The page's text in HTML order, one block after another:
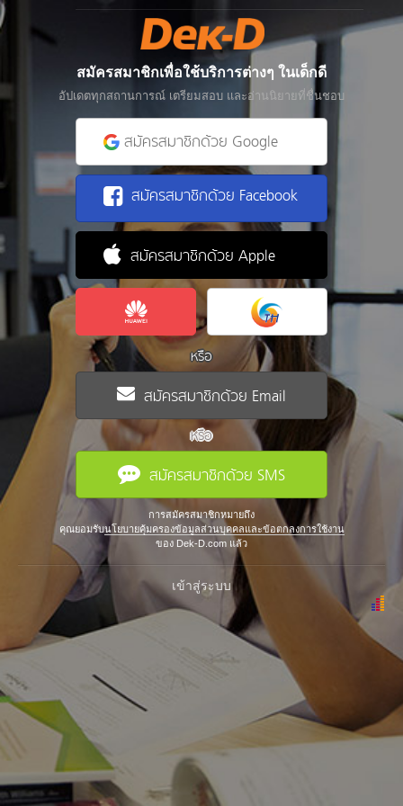
สมัครสมาชิกเพื่อใช้บริการต่างๆ ในเด็กดี
อัปเดตทุกสถานการณ์ เตรียมสอบ และอ่านนิยายที่ชื่นชอบ
สมัครสมาชิกด้วย Google
สมัครสมาชิกด้วย Facebook
สมัครสมาชิกด้วย Apple
หรือ
สมัครสมาชิกด้วย Email
หรือ
สมัครสมาชิกด้วย SMS
การสมัครสมาชิกหมายถึง
คุณยอมรับนโยบายคุ้มครองข้อมูลส่วนบุคคลและข้อตกลงการใช้งาน
ของ Dek-D.com แล้ว
เข้าสู่ระบบ